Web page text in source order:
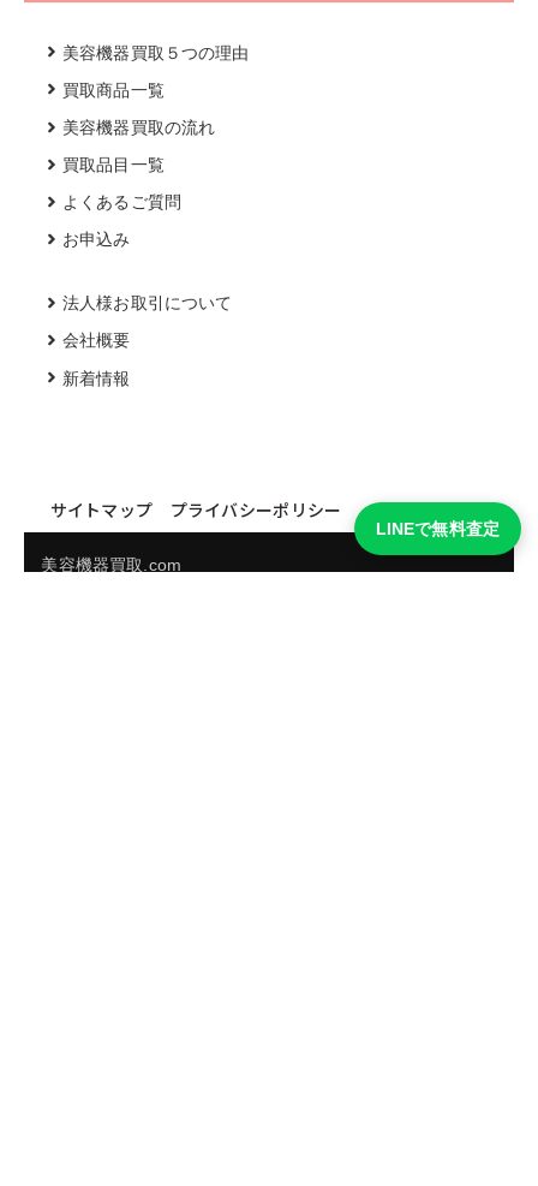
美容機器買取５つの理由
買取商品一覧
美容機器買取の流れ
買取品目一覧
よくあるご質問
お申込み
法人様お取引について
会社概要
新着情報
サイトマップ プライバシーポリシー
美容機器買取.com
LINEで無料査定